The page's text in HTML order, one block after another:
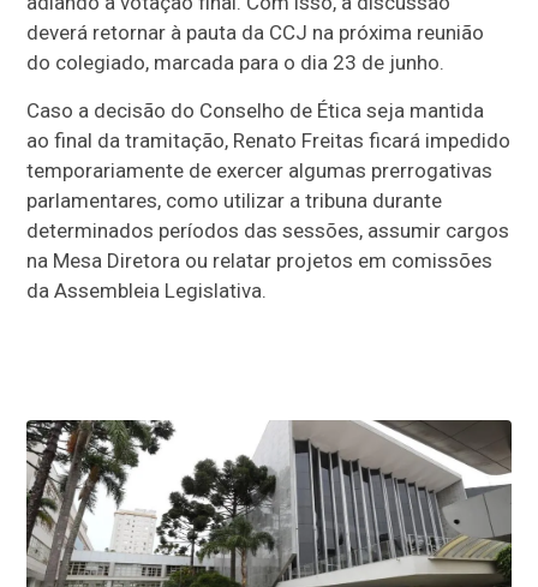
deverá retornar à pauta da CCJ na próxima reunião
do colegiado, marcada para o dia 23 de junho.
Caso a decisão do Conselho de Ética seja mantida
ao final da tramitação, Renato Freitas ficará impedido
temporariamente de exercer algumas prerrogativas
parlamentares, como utilizar a tribuna durante
determinados períodos das sessões, assumir cargos
na Mesa Diretora ou relatar projetos em comissões
da Assembleia Legislativa.